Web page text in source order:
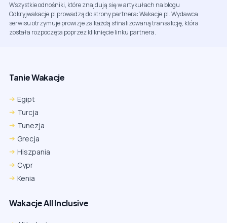
Wszystkie odnośniki, które znajdują się w artykułach na blogu
Odkryjwakacje.pl prowadzą do strony partnera: Wakacje.pl. Wydawca
serwisu otrzymuje prowizje za każdą sfinalizowaną transakcję, która
została rozpoczęta poprzez kliknięcie linku partnera.
Tanie Wakacje
Egipt
Turcja
Tunezja
Grecja
Hiszpania
Cypr
Kenia
Wakacje All Inclusive